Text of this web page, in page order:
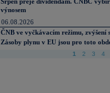
výnosem
06.08.2026
ČNB ve vyčkávacím režimu, zvýšení
Zásoby plynu v EU jsou pro toto
1 2 3 4